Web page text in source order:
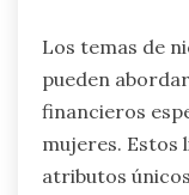
Los temas de
pueden
financieros
mujeres. Estos
atributos